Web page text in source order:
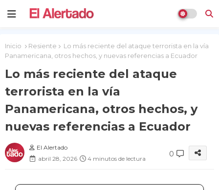
Inicio Resiente
Lo más reciente del ataque terrorista en la vía
Panamericana, otros hechos, y nuevas referencias a Ecuador
Lo más reciente del ataque
terrorista en la vía
Panamericana, otros hechos, y
nuevas referencias a Ecuador
El Alertado
abril 28, 2026
4 minutos de lectura
0